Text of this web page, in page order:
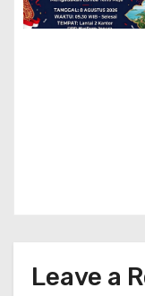
Leave a